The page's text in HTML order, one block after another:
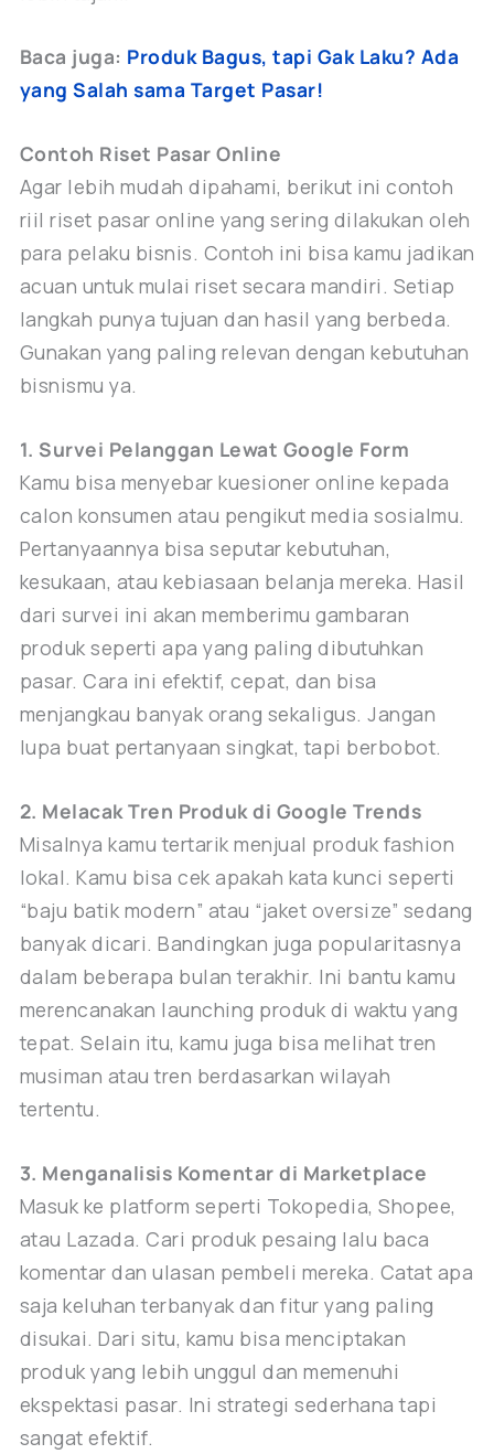
Baca juga: Produk Bagus, tapi Gak Laku? Ada
yang Salah sama Target Pasar!
Contoh Riset Pasar Online
Agar lebih mudah dipahami, berikut ini contoh
riil riset pasar online yang sering dilakukan oleh
para pelaku bisnis. Contoh ini bisa kamu jadikan
acuan untuk mulai riset secara mandiri. Setiap
langkah punya tujuan dan hasil yang berbeda.
Gunakan yang paling relevan dengan kebutuhan
bisnismu ya.
1. Survei Pelanggan Lewat Google Form
Kamu bisa menyebar kuesioner online kepada
calon konsumen atau pengikut media sosialmu.
Pertanyaannya bisa seputar kebutuhan,
kesukaan, atau kebiasaan belanja mereka. Hasil
dari survei ini akan memberimu gambaran
produk seperti apa yang paling dibutuhkan
pasar. Cara ini efektif, cepat, dan bisa
menjangkau banyak orang sekaligus. Jangan
lupa buat pertanyaan singkat, tapi berbobot.
2. Melacak Tren Produk di Google Trends
Misalnya kamu tertarik menjual produk fashion
lokal. Kamu bisa cek apakah kata kunci seperti
“baju batik modern” atau “jaket oversize” sedang
banyak dicari. Bandingkan juga popularitasnya
dalam beberapa bulan terakhir. Ini bantu kamu
merencanakan launching produk di waktu yang
tepat. Selain itu, kamu juga bisa melihat tren
musiman atau tren berdasarkan wilayah
tertentu.
3. Menganalisis Komentar di Marketplace
Masuk ke platform seperti Tokopedia, Shopee,
atau Lazada. Cari produk pesaing lalu baca
komentar dan ulasan pembeli mereka. Catat apa
saja keluhan terbanyak dan fitur yang paling
disukai. Dari situ, kamu bisa menciptakan
produk yang lebih unggul dan memenuhi
ekspektasi pasar. Ini strategi sederhana tapi
sangat efektif.